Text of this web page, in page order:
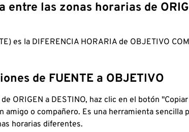
entre las zonas horarias de
es la DIFERENCIA HORARIA de OBJETIVO
de FUENTE a OBJETIVO
ORIGEN a DESTINO, haz clic en el botón
amigo o compañero. Es una herramienta sencilla
horarias diferentes.